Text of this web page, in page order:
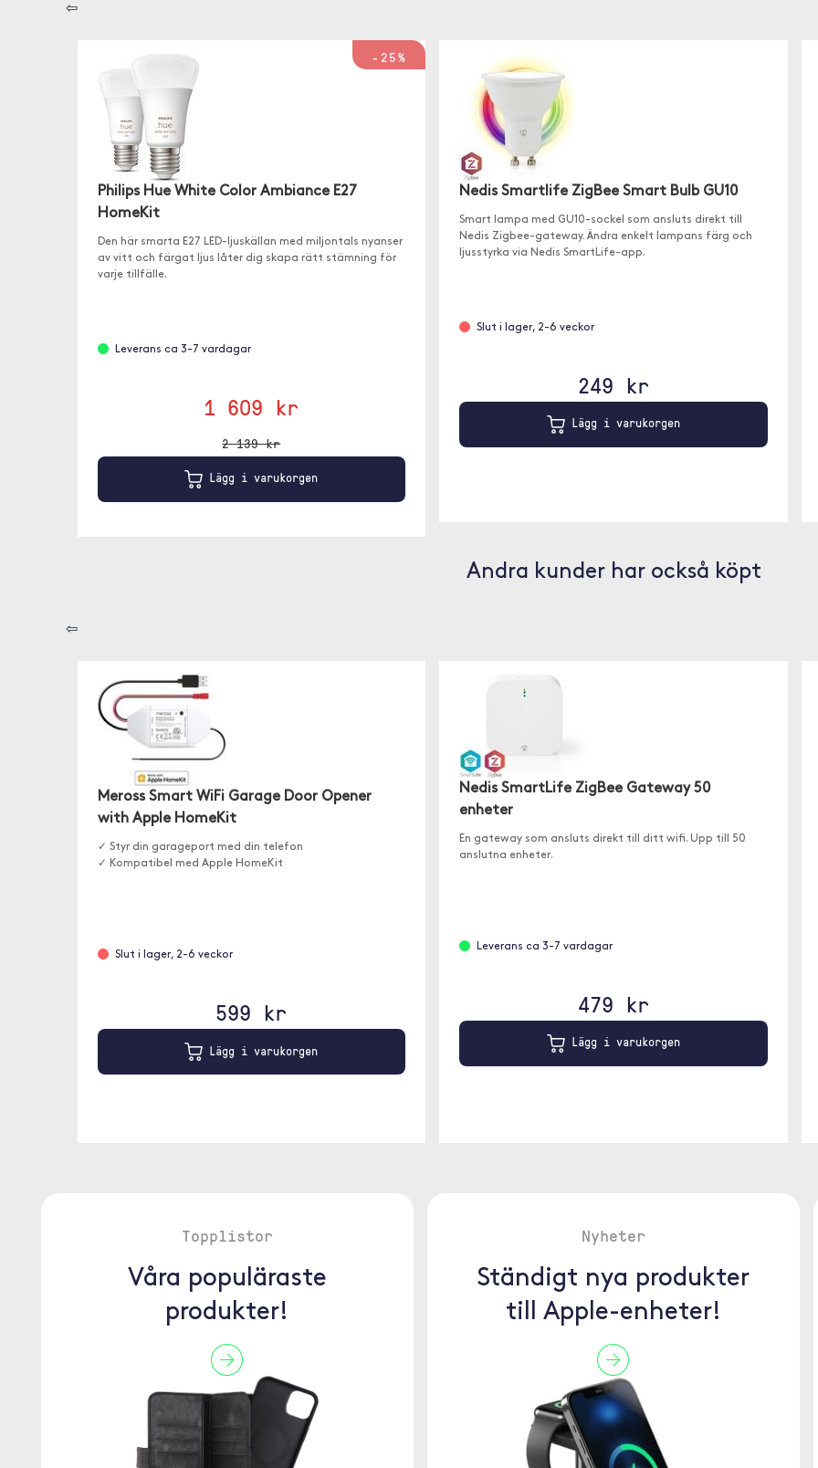
⇦
-25%
Philips Hue White Color Ambiance E27
HomeKit
Den här smarta E27 LED-ljuskällan med miljontals nyanser
av vitt och färgat ljus låter dig skapa rätt stämning för
varje tillfälle.
Leverans ca 3-7 vardagar
1 609 kr
2 139 kr
Lägg i varukorgen
Nedis Smartlife ZigBee Smart Bulb GU10
Smart lampa med GU10-sockel som ansluts direkt till
Nedis Zigbee-gateway. Ändra enkelt lampans färg och
ljusstyrka via Nedis SmartLife-app.
Slut i lager, 2-6 veckor
249 kr
Lägg i varukorgen
Andra kunder har också köpt
⇦
Meross Smart WiFi Garage Door Opener
with Apple HomeKit
✓ Styr din garageport med din telefon
✓ Kompatibel med Apple HomeKit
Slut i lager, 2-6 veckor
599 kr
Lägg i varukorgen
Nedis SmartLife ZigBee Gateway 50
enheter
En gateway som ansluts direkt till ditt wifi. Upp till 50
anslutna enheter.
Leverans ca 3-7 vardagar
479 kr
Lägg i varukorgen
Topplistor
Våra populäraste
produkter!
Nyheter
Ständigt nya produkter
till Apple-enheter!